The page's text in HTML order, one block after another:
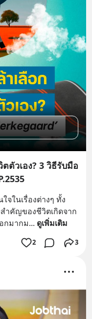
ตัวเอง? 3 วิธีรับมือ
จในเรื่องต่างๆ ทั้ง
สำคัญของชีวิตเกิดจาก
กมากม... ดูเพิ่มเติม
2 3